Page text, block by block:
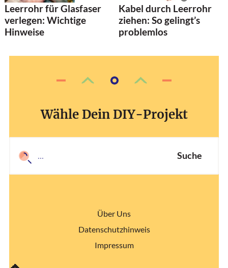
Leerrohr für Glasfaser
verlegen: Wichtige
Hinweise
Kabel durch Leerrohr
ziehen: So gelingt’s
problemlos
Wähle Dein DIY-Projekt
Suche
Über Uns
Datenschutzhinweis
Impressum